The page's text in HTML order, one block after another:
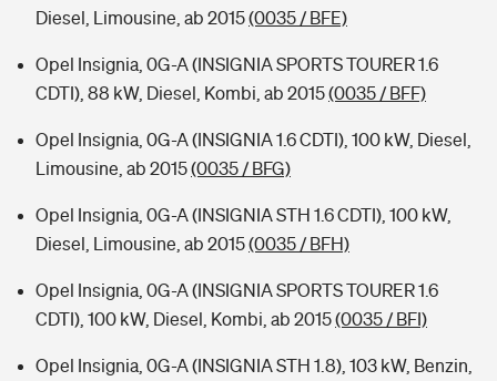
Diesel, Limousine, ab 2015(0035 / BFE)
Opel Insignia, 0G-A (INSIGNIA SPORTS TOURER 1.6
CDTI), 88 kW, Diesel, Kombi, ab 2015(0035 / BFF)
Opel Insignia, 0G-A (INSIGNIA 1.6 CDTI), 100 kW, Diesel,
Limousine, ab 2015(0035 / BFG)
Opel Insignia, 0G-A (INSIGNIA STH 1.6 CDTI), 100 kW,
Diesel, Limousine, ab 2015(0035 / BFH)
Opel Insignia, 0G-A (INSIGNIA SPORTS TOURER 1.6
CDTI), 100 kW, Diesel, Kombi, ab 2015(0035 / BFI)
Opel Insignia, 0G-A (INSIGNIA STH 1.8), 103 kW, Benzin,